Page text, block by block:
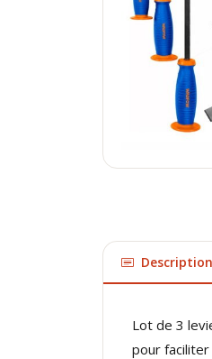
Description
Lot de 3
pour